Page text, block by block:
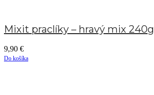
Mixit praclíky – hravý mix 240g
9,90 €
Do košíka